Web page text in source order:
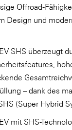
Offroad-
Design und
SHS überzeugt
– dank des
(Super Hybrid
mit SHS-